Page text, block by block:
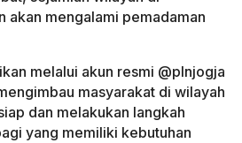
akan mengalami pemadaman
melalui akun resmi @plnjogja
masyarakat di wilayah
dan melakukan langkah
yang memiliki kebutuhan